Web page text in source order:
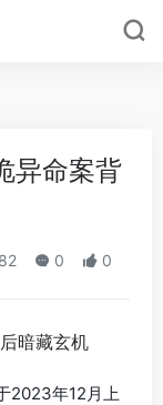
异命案背
0 0
2023年12月上